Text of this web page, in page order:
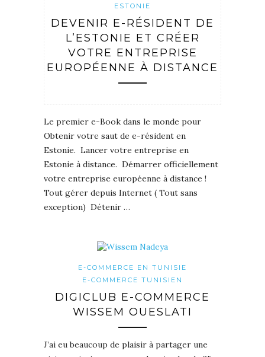
ESTONIE
DEVENIR E-RÉSIDENT DE
L’ESTONIE ET CRÉER
VOTRE ENTREPRISE
EUROPÉENNE À DISTANCE
Le premier e-Book dans le monde pour
Obtenir votre saut de e-résident en
Estonie. Lancer votre entreprise en
Estonie à distance. Démarrer officiellement
votre entreprise européenne à distance !
Tout gérer depuis Internet ( Tout sans
exception) Détenir …
E-COMMERCE EN TUNISIE
E-COMMERCE TUNISIEN
DIGICLUB E-COMMERCE
WISSEM OUESLATI
J’ai eu beaucoup de plaisir à partager une